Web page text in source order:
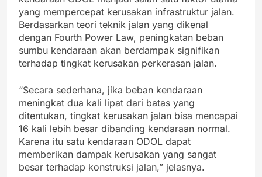
yang mempercepat kerusakan infrastruktur jalan.
Berdasarkan teori teknik jalan yang dikenal
dengan Fourth Power Law, peningkatan beban
sumbu kendaraan akan berdampak signifikan
terhadap tingkat kerusakan perkerasan jalan.
“Secara sederhana, jika beban kendaraan
meningkat dua kali lipat dari batas yang
ditentukan, tingkat kerusakan jalan bisa mencapai
16 kali lebih besar dibanding kendaraan normal.
Karena itu satu kendaraan ODOL dapat
memberikan dampak kerusakan yang sangat
besar terhadap konstruksi jalan,” jelasnya.